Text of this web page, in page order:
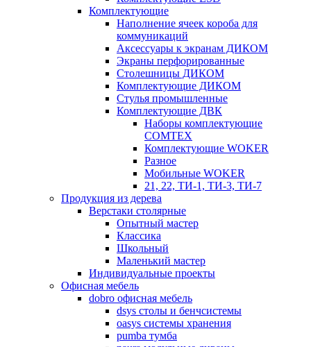
Комплектующие
Наполнение ячеек короба для
коммуникаций
Аксессуары к экранам ДИКОМ
Экраны перфорированные
Cтолешницы ДИКОМ
Комплектующие ДИКОМ
Стулья промышленные
Комплектующие ДВК
Наборы комплектующие
COMTEX
Комплектующие WOKER
Разное
Мобильные WOKER
21, 22, ТИ-1, ТИ-3, ТИ-7
Продукция из дерева
Верстаки столярные
Опытный мастер
Классика
Школьный
Маленький мастер
Индивидуальные проекты
Офисная мебель
dobro офисная мебель
dsys столы и бенчсистемы
oasys системы хранения
pumba тумба